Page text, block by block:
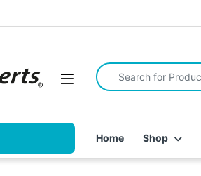
Open
Search for:
Home Shop